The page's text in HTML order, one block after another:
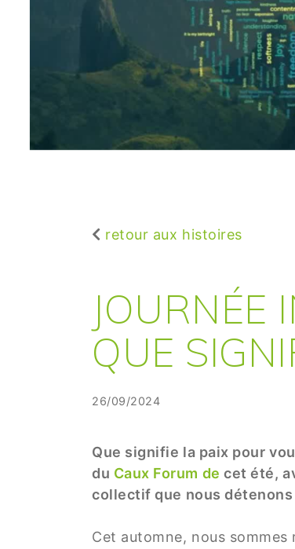
retour aux histoires
JOURNÉE
QUE
26/09/2024
Que signifie la paix pour
du Caux Forum decet été,
collectif que nous
Cet automne, nous